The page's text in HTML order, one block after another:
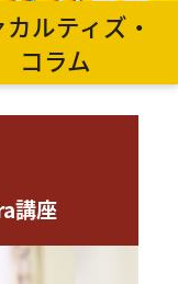
カルティズ・
コラム
講座